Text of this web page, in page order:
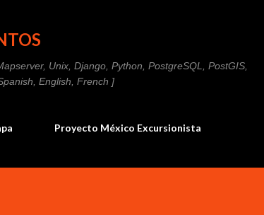
Unix, Django, Python, PostgreSQL, PostGIS,
English, French ]
Proyecto México Excursionista